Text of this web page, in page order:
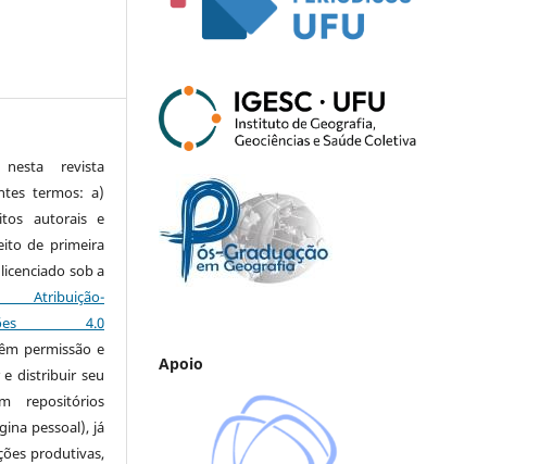
revista
termos: a)
autorais e
de primeira
sob a
4.0
permissão e
distribuir seu
repositórios
pessoal), já
produtivas,
Apoio